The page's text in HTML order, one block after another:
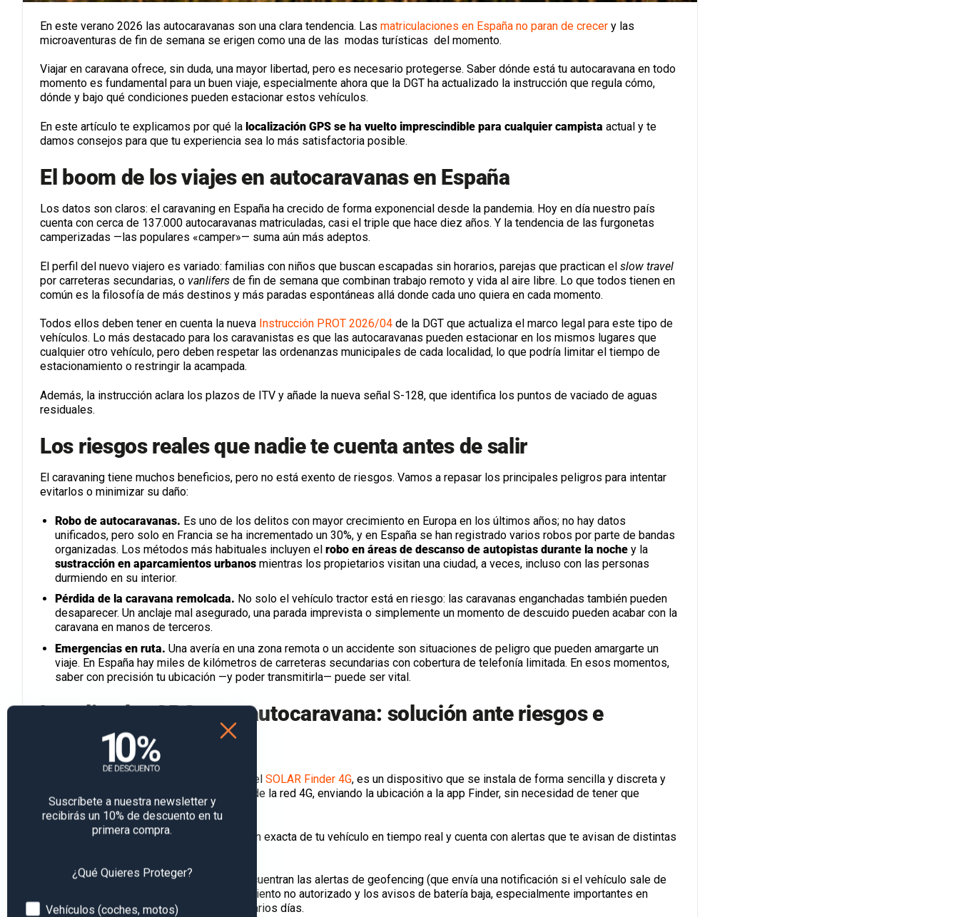
En este verano 2026 las autocaravanas son una clara tendencia. Las matriculaciones en España no paran de crecer y las
microaventuras de fin de semana se erigen como una de las modas turísticas del momento.
Viajar en caravana ofrece, sin duda, una mayor libertad, pero es necesario protegerse. Saber dónde está tu autocaravana en todo
momento es fundamental para un buen viaje, especialmente ahora que la DGT ha actualizado la instrucción que regula cómo,
dónde y bajo qué condiciones pueden estacionar estos vehículos.
En este artículo te explicamos por qué la localización GPS se ha vuelto imprescindible para cualquier campista actual y te
damos consejos para que tu experiencia sea lo más satisfactoria posible.
El boom de los viajes en autocaravanas en España
Los datos son claros: el caravaning en España ha crecido de forma exponencial desde la pandemia. Hoy en día nuestro país
cuenta con cerca de 137.000 autocaravanas matriculadas, casi el triple que hace diez años. Y la tendencia de las furgonetas
camperizadas —las populares «camper»— suma aún más adeptos.
El perfil del nuevo viajero es variado: familias con niños que buscan escapadas sin horarios, parejas que practican el slow travel
por carreteras secundarias, o vanlifers de fin de semana que combinan trabajo remoto y vida al aire libre. Lo que todos tienen en
común es la filosofía de más destinos y más paradas espontáneas allá donde cada uno quiera en cada momento.
Todos ellos deben tener en cuenta la nueva Instrucción PROT 2026/04 de la DGT que actualiza el marco legal para este tipo de
vehículos. Lo más destacado para los caravanistas es que las autocaravanas pueden estacionar en los mismos lugares que
cualquier otro vehículo, pero deben respetar las ordenanzas municipales de cada localidad, lo que podría limitar el tiempo de
estacionamiento o restringir la acampada.
Además, la instrucción aclara los plazos de ITV y añade la nueva señal S-128, que identifica los puntos de vaciado de aguas
residuales.
Los riesgos reales que nadie te cuenta antes de salir
El caravaning tiene muchos beneficios, pero no está exento de riesgos. Vamos a repasar los principales peligros para intentar
evitarlos o minimizar su daño:
Robo de autocaravanas. Es uno de los delitos con mayor crecimiento en Europa en los últimos años; no hay datos
unificados, pero solo en Francia se ha incrementado un 30%, y en España se han registrado varios robos por parte de bandas
organizadas. Los métodos más habituales incluyen el robo en áreas de descanso de autopistas durante la noche y la
sustracción en aparcamientos urbanosmientras los propietarios visitan una ciudad, a veces, incluso con las personas
durmiendo en su interior.
Pérdida de la caravana remolcada. No solo el vehículo tractor está en riesgo: las caravanas enganchadas también pueden
desaparecer. Un anclaje mal asegurado, una parada imprevista o simplemente un momento de descuido pueden acabar con la
caravana en manos de terceros.
Emergencias en ruta. Una avería en una zona remota o un accidente son situaciones de peligro que pueden amargarte un
viaje. En España hay miles de kilómetros de carreteras secundarias con cobertura de telefonía limitada. En esos momentos,
saber con precisión tu ubicación —y poder transmitirla— puede ser vital.
Localizador GPS para autocaravana: solución ante riesgos e
imprevistos:
El localizador GPS para caravanas de PAJ, el SOLAR Finder 4G, es un dispositivo que se instala de forma sencilla y discreta y
transmite la posición del vehículo a través de la red 4G, enviando la ubicación a la app Finder, sin necesidad de tener que
configurar sistemas complejos.
El localizador te permite conocer la posición exacta de tu vehículo en tiempo real y cuenta con alertas que te avisan de distintas
Entre las funciones más destacadas se encuentran las alertas de geofencing (que envía una notificación si el vehículo sale de
una zona predefinida), las alertas de movimiento no autorizado y los avisos de batería baja, especialmente importantes en
vehículos que permanecen estacionados varios días.
Suscríbete a nuestra newsletter y
recibirás un 10% de descuento en tu
primera compra.
¿Qué Quieres Proteger?
Devices
Vehículos (coches, motos)